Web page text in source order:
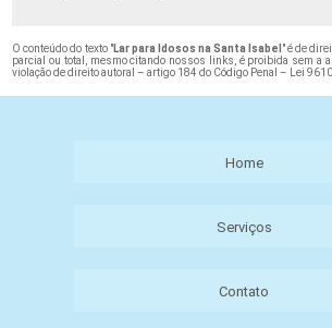
O conteúdo do texto "Lar para Idosos na Santa Isabel " é de
parcial ou total, mesmo citando nossos links, é proibida sem a
violação de direito autoral – artigo 184 do Código Penal –
Lei
Home
Serviços
Contato